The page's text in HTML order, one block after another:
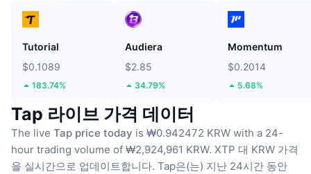
Tutorial
$0.1089
183.74%
Audiera
$2.85
34.79%
Momentum
$0.2014
5.68%
Tap 라이브 가격 데이터
The live Tap price today is ₩0.942472 KRW with a 24-
hour trading volume of ₩2,924,961 KRW. XTP 대 KRW 가격
을 실시간으로 업데이트합니다. Tap은(는) 지난 24시간 동안